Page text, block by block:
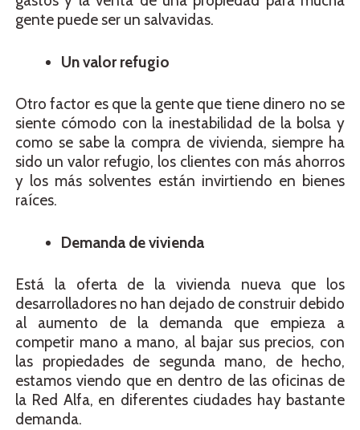
gente puede ser un salvavidas.
Un valor refugio
Otro factor es que la gente que tiene dinero no se
siente cómodo con la inestabilidad de la bolsa y
como se sabe la compra de vivienda, siempre ha
sido un valor refugio, los clientes con más ahorros
y los más solventes están invirtiendo en bienes
raíces.
Demanda de vivienda
Está la oferta de la vivienda nueva que los
desarrolladores no han dejado de construir debido
al aumento de la demanda que empieza a
competir mano a mano, al bajar sus precios, con
las propiedades de segunda mano, de hecho,
estamos viendo que en dentro de las oficinas de
la Red Alfa, en diferentes ciudades hay bastante
demanda.